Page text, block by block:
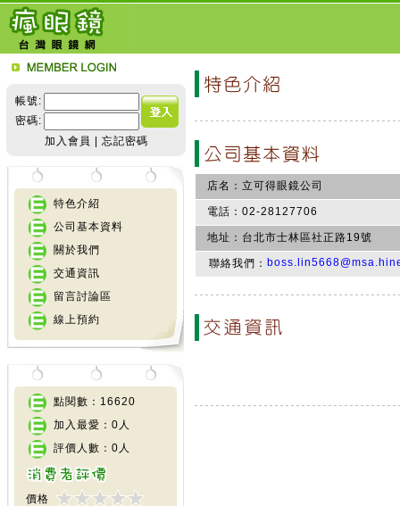
帳號:
密碼:
加入會員
忘記密碼
特色介紹
公司基本資料
關於我們
交通資訊
留言討論區
線上預約
點閱數：16620
加入最愛：0人
評價人數：0人
價格
店名： 立可得眼鏡公司
電話： 02-28127706
地址： 台北市士林區社正路19號
聯絡我們：